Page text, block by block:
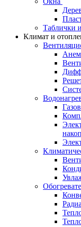
Таблички
Климат и